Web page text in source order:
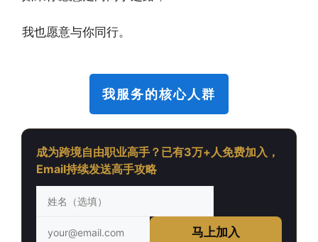
我也愿意与你同行。
我服务的核心人群
成为跨境自由职业高手？已有3万+人免费加入，
Email持续发送高手攻略
马上加入